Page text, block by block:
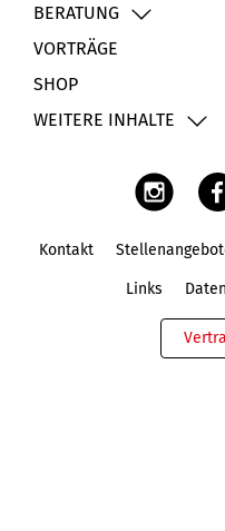
BERATUNG
VORTRÄGE
SHOP
WEITERE INHALTE
Kontakt
Links